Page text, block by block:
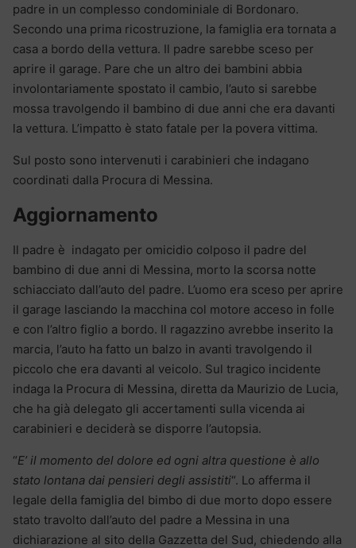
padre in un complesso condominiale di Bordonaro.
Secondo una prima ricostruzione, la famiglia era tornata a
casa a bordo della vettura. Il padre sarebbe sceso per
aprire il garage. Pare che un altro dei bambini abbia
involontariamente spostato il cambio, l’auto si sarebbe
mossa travolgendo il bambino di due anni che era davanti
la vettura. L’impatto è stato fatale per la povera vittima.
Sul posto sono intervenuti i carabinieri che indagano
coordinati dalla Procura di Messina.
Aggiornamento
Il padre è indagato per omicidio colposo il padre del
bambino di due anni di Messina, morto la scorsa notte
schiacciato dall’auto del padre. L’uomo era sceso per aprire
il garage lasciando la macchina col motore acceso in folle
e con l’altro figlio a bordo. Il ragazzino avrebbe inserito la
marcia, l’auto ha fatto un balzo in avanti travolgendo il
piccolo che era davanti al veicolo. Sul tragico incidente
indaga la Procura di Messina, diretta da Maurizio de Lucia,
che ha già delegato gli accertamenti sulla vicenda ai
carabinieri e deciderà se disporre l’autopsia.
“E’ il momento del dolore ed ogni altra questione è allo
stato lontana dai pensieri degli assistiti“. Lo afferma il
legale della famiglia del bimbo di due morto dopo essere
stato travolto dall’auto del padre a Messina in una
dichiarazione al sito della Gazzetta del Sud, chiedendo alla